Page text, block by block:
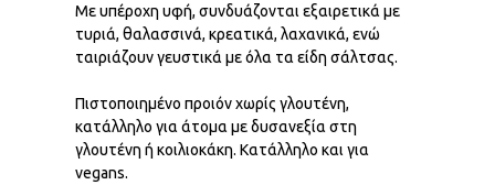
Με υπέροχη υφή, συνδυάζονται εξαιρετικά με
τυριά, θαλασσινά, κρεατικά, λαχανικά, ενώ
ταιριάζουν γευστικά με όλα τα είδη σάλτσας.
Πιστοποιημένο προιόν χωρίς γλουτένη,
κατάλληλο για άτομα με δυσανεξία στη
γλουτένη ή κοιλιοκάκη. Κατάλληλο και για
vegans.